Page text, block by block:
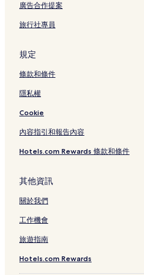
廣告合作提案
旅行社專員
規定
條款和條件
隱私權
Cookie
內容指引和報告內容
Hotels.com Rewards 條款和條件
其他資訊
關於我們
工作機會
旅遊指南
Hotels.com Rewards